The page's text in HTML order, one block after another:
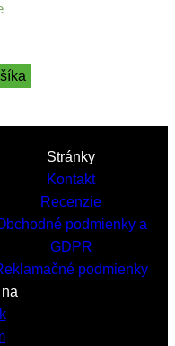
Stránky
Kontakt
Recenzie
podmienky a
GDPR
podmienky